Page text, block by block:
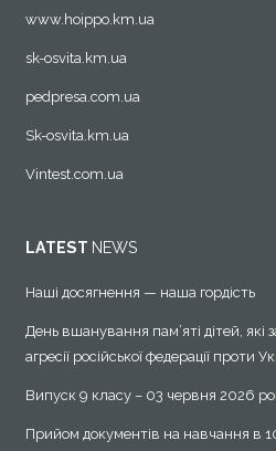
www.hoippo.km.ua
sk-osvita.km.ua
pedpresa.com.ua
Sk-osvita.km.ua
Vintest.com.ua
LATEST NEWS
Наші досягнення — наша гордість
День вшанування пам’яті дітей, які
агресії російської федерації проти
Випуск 9 класу – 03 червня 2026
Прийом документів на навчання в